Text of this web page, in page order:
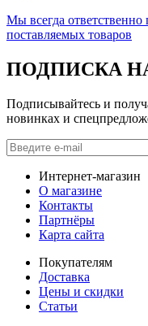
Мы всегда ответственно
поставляемых товаров
ПОДПИСКА
Подписывайтесь и
новинках и
Интернет-магазин
О магазине
Контакты
Партнёры
Карта сайта
Покупателям
Доставка
Цены и скидки
Статьи